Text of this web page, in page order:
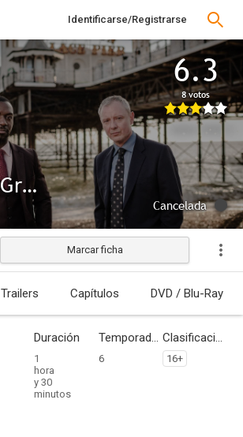
Identificarse/Registrarse
6.3
8 votos
Grace
Cancelada
Marcar ficha
Trailers Capítulos DVD / Blu-Ray
Duración
1
hora
y 30
minutos
Temporadas
6
Clasificación por edades
16+